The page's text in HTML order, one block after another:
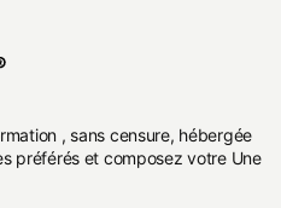
, sans censure, hébergée
préférés et composez votre Une